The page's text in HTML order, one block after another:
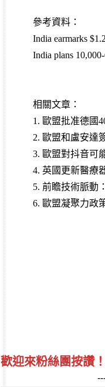
參考資料：
India earmarks
India plans
相關文章：
1. 歐盟批准德國
2. 歐盟和盧安達
3. 歐盟對抖音可
4. 英國更新醫療
5. 前瞻技術脈動
6. 歐盟凝聚力政
歡迎來粉絲團按讚！